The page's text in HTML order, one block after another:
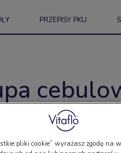
PRZEPISY PKU
pliki cookie” wyrażasz zgodę na